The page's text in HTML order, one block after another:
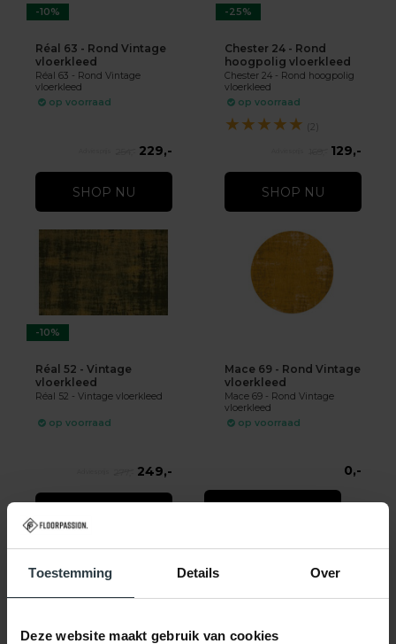
Toestemming Details Over
Deze website maakt gebruik van cookies
-10%
Réal 63 - Rond Vintage
vloerkleed
Réal 63 - Rond Vintage
vloerkleed
op voorraad
229,-
SHOP NU
-25%
Chester 24 - Rond
hoogpolig vloerkleed
Chester 24 - Rond hoogpolig
vloerkleed
op voorraad
★★★★★ (2)
129,-
SHOP NU
-10%
Réal 52 - Vintage
vloerkleed
Réal 52 - Vintage vloerkleed
op voorraad
249,-
Mace 69 - Rond Vintage
vloerkleed
Mace 69 - Rond Vintage
vloerkleed
op voorraad
0,-